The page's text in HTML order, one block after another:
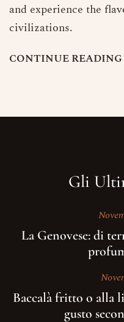
and experience the
civilizations.
CONTINUEREADING
Gli
La Genovese: di
Baccalà fritto o alla
gusto